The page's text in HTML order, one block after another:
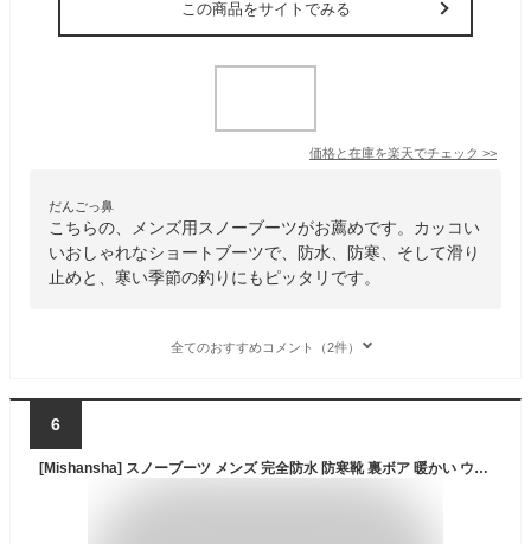
この商品をサイトでみる
価格と在庫を楽天でチェック >>
だんごっ鼻
こちらの、メンズ用スノーブーツがお薦めです。カッコい
いおしゃれなショートブーツで、防水、防寒、そして滑り
止めと、寒い季節の釣りにもピッタリです。
全てのおすすめコメント（2件）
6
[Mishansha] スノーブーツ メンズ 完全防水 防寒靴 裏ボア 暖かい ウィンターブーツ 滑り止め スノーシューズ 冬 キャンプ 釣り